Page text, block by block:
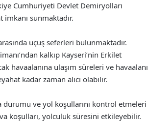
Cumhuriyeti Devlet Demiryolları
imkanı sunmaktadır.
uçuş seferleri bulunmaktadır.
kalkıp Kayseri’nin Erkilet
havaalanına ulaşım süreleri ve havaalanı
kadar zaman alıcı olabilir.
ve yol koşullarını kontrol etmeleri
koşulları, yolculuk süresini etkileyebilir.